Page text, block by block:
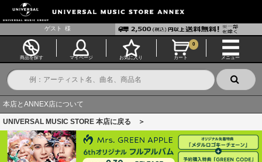
ゲスト 様
商品を探す マイページ お気に入り カート
0
メニュー
本店とANNEX店について
UNIVERSAL MUSIC STORE 本店に戻る ＞